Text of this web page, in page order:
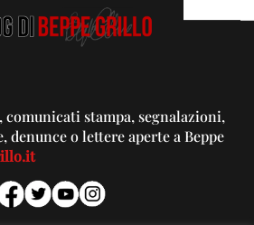
comunicati stampa, segnalazioni,
o lettere aperte a Beppe